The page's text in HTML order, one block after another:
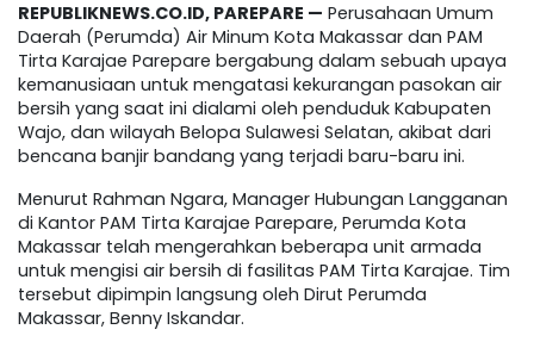
REPUBLIKNEWS.CO.ID, PAREPARE — Perusahaan Umum
Daerah (Perumda) Air Minum Kota Makassar dan PAM
Tirta Karajae Parepare bergabung dalam sebuah upaya
kemanusiaan untuk mengatasi kekurangan pasokan air
bersih yang saat ini dialami oleh penduduk Kabupaten
Wajo, dan wilayah Belopa Sulawesi Selatan, akibat dari
bencana banjir bandang yang terjadi baru-baru ini.
Menurut Rahman Ngara, Manager Hubungan Langganan
di Kantor PAM Tirta Karajae Parepare, Perumda Kota
Makassar telah mengerahkan beberapa unit armada
untuk mengisi air bersih di fasilitas PAM Tirta Karajae. Tim
tersebut dipimpin langsung oleh Dirut Perumda
Makassar, Benny Iskandar.